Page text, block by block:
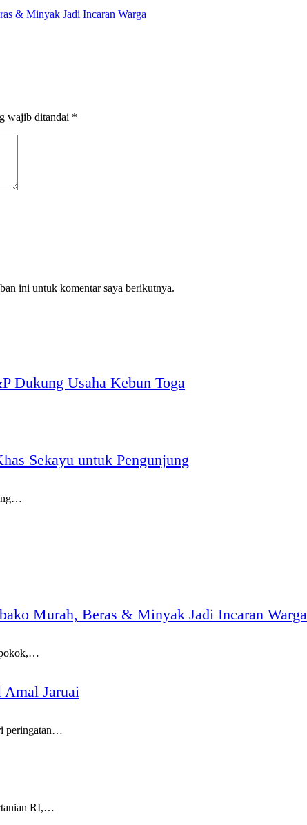
& Minyak Jadi Incaran Warga
wajib ditandai *
ini untuk komentar saya berikutnya.
Dukung Usaha Kebun Toga
Sekayu untuk Pengunjung
Murah, Beras & Minyak Jadi Incaran Warga
pokok,…
Jaruai
peringatan…
RI,…